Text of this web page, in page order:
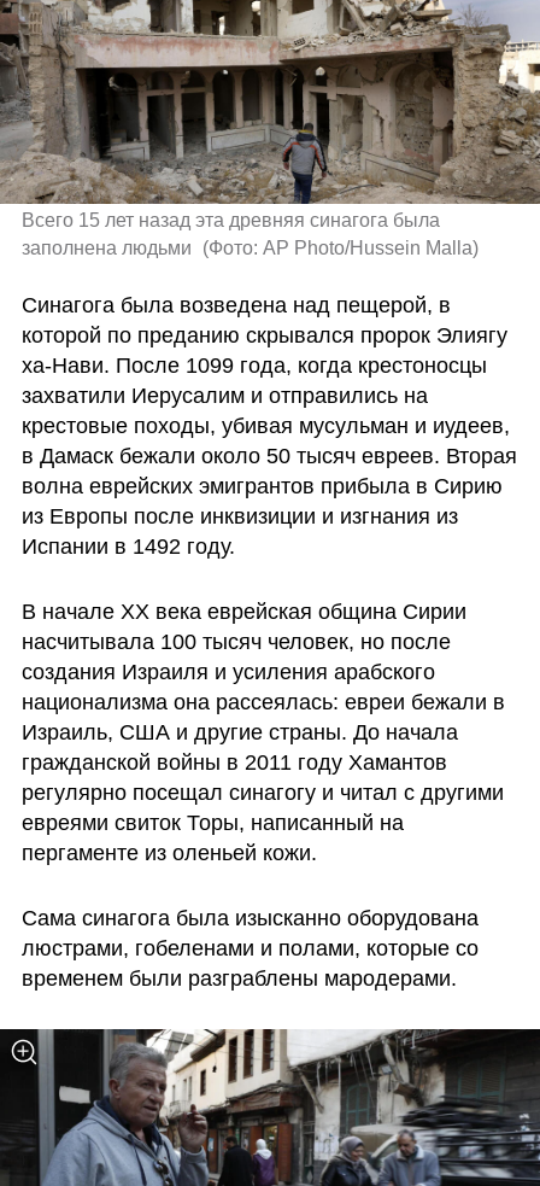
Всего 15 лет назад эта древняя синагога была
заполнена людьми
(Фото: AP Photo/Hussein Malla)
Синагога была возведена над пещерой, в
которой по преданию скрывался пророк Элиягу
ха-Нави. После 1099 года, когда крестоносцы
захватили Иерусалим и отправились на
крестовые походы, убивая мусульман и иудеев,
в Дамаск бежали около 50 тысяч евреев. Вторая
волна еврейских эмигрантов прибыла в Сирию
из Европы после инквизиции и изгнания из
Испании в 1492 году.
В начале XX века еврейская община Сирии
насчитывала 100 тысяч человек, но после
создания Израиля и усиления арабского
национализма она рассеялась: евреи бежали в
Израиль, США и другие страны. До начала
гражданской войны в 2011 году Хамантов
регулярно посещал синагогу и читал с другими
евреями свиток Торы, написанный на
пергаменте из оленьей кожи.
Сама синагога была изысканно оборудована
люстрами, гобеленами и полами, которые со
временем были разграблены мародерами.